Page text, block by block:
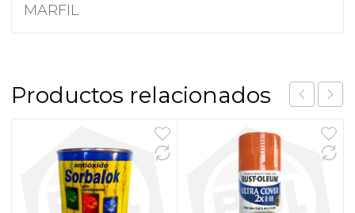
MARFIL
Productos relacionados